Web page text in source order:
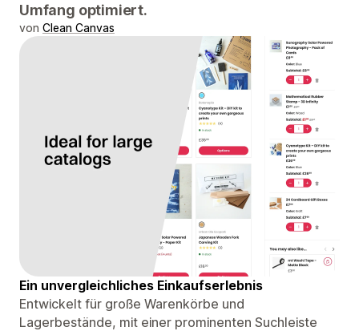
Umfang optimiert.
von Clean Canvas
Ein unvergleichliches Einkaufserlebnis
Entwickelt für große Warenkörbe und
Lagerbestände, mit einer prominenten Suchleiste